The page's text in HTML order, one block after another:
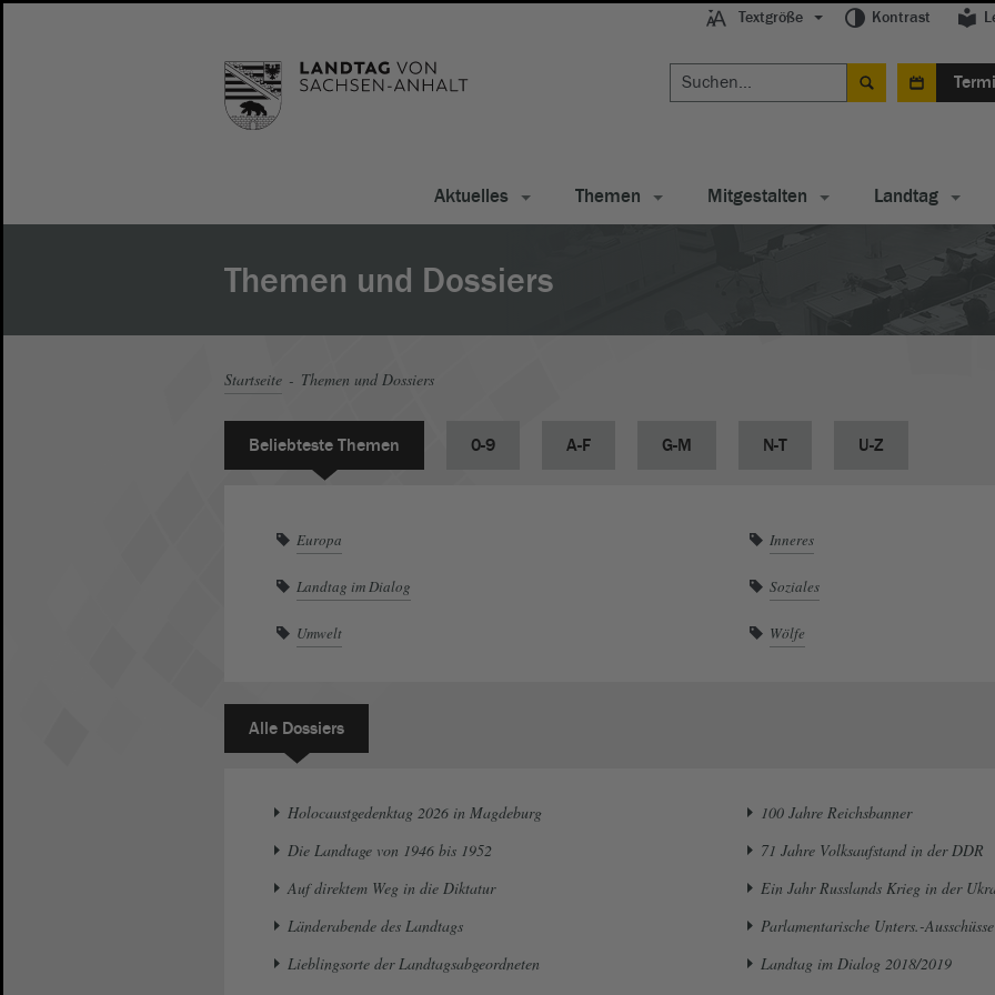
Textgröße Kontrast
Aktuelles Themen Mitgestalten Landtag
Themen und Dossiers
Startseite Themen und Dossiers
Beliebteste Themen 0-9 A-F G-M N-T U-Z
Europa Inneres
Landtag im Dialog Soziales
Umwelt Wölfe
Alle Dossiers
Holocaustgedenktag 2026 in Magdeburg
100 Jahre Reichsbanner
Die Landtage von 1946 bis 1952
71 Jahre Volksaufstand in der DDR
Auf direktem Weg in die Diktatur
Ein Jahr Russlands Krieg in der
Länderabende des Landtags
Parlamentarische Unters.-Ausschüsse
Lieblingsorte der Landtagsabgeordneten
Landtag im Dialog 2018/2019